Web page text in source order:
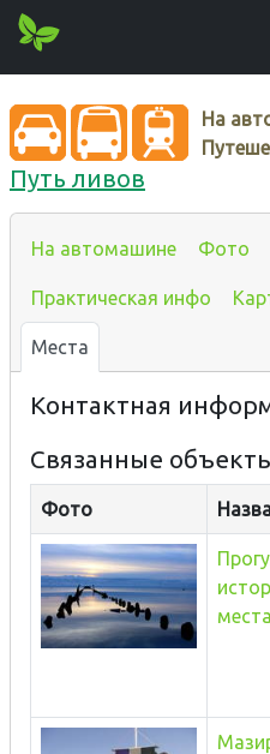
На
Путь ливов
На автомашине Фото
Практическая инфо
Места
Контактная
Связанные
Фото